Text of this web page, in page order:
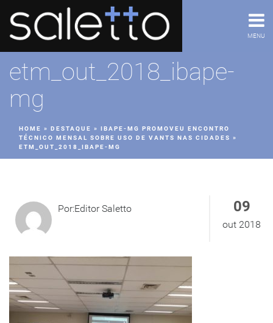
MENU
etm_out_2018_ibape-
mg
HOME » DESTAQUE » IBAPE-MG PROMOVEU ENCONTRO
TÉCNICO MENSAL SOBRE USO DE VANTS NAS CIDADES »
ETM_OUT_2018_IBAPE-MG
Por:Editor Saletto 09
out 2018